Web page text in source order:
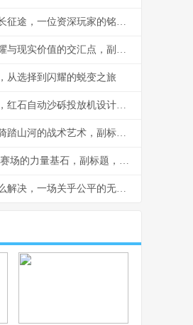
王者荣耀集齐铭文的漫长征途，一位资深玩家的铭文史诗
王者兑换皮肤，虚拟荣耀与现实价值的交汇点，副标题，一场数字情感的华丽冒险
从选择到闪耀的蜕变之旅
我的世界怎么做投沙口，红石自动沙砾投放机设计与实战
王者荣耀关羽设置，铁骑踏山河的战术艺术，副标题，冲锋陷阵的刀锋意志
王者荣耀kpl铭文，职业赛场的力量基石，副标题，细微之处定胜负乾坤
**和平精英出了辅助怎么解决，一场关乎公平的无声战争**